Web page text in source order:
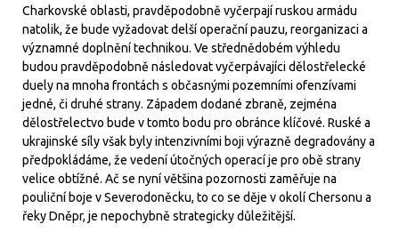
Charkovské oblasti, pravděpodobně vyčerpají ruskou armádu
natolik, že bude vyžadovat delší operační pauzu, reorganizaci a
významné doplnění technikou. Ve střednědobém výhledu
budou pravděpodobně následovat vyčerpávajíci dělostřelecké
duely na mnoha frontách s občasnými pozemními ofenzívami
jedné, či druhé strany. Západem dodané zbraně, zejména
dělostřelectvo bude v tomto bodu pro obránce klíčové. Ruské a
ukrajinské síly však byly intenzivními boji výrazně degradovány a
předpokládáme, že vedení útočných operací je pro obě strany
velice obtížné. Ač se nyní většina pozornosti zaměřuje na
pouliční boje v Severodoněcku, to co se děje v okolí Chersonu a
řeky Dněpr, je nepochybně strategicky důležitější.